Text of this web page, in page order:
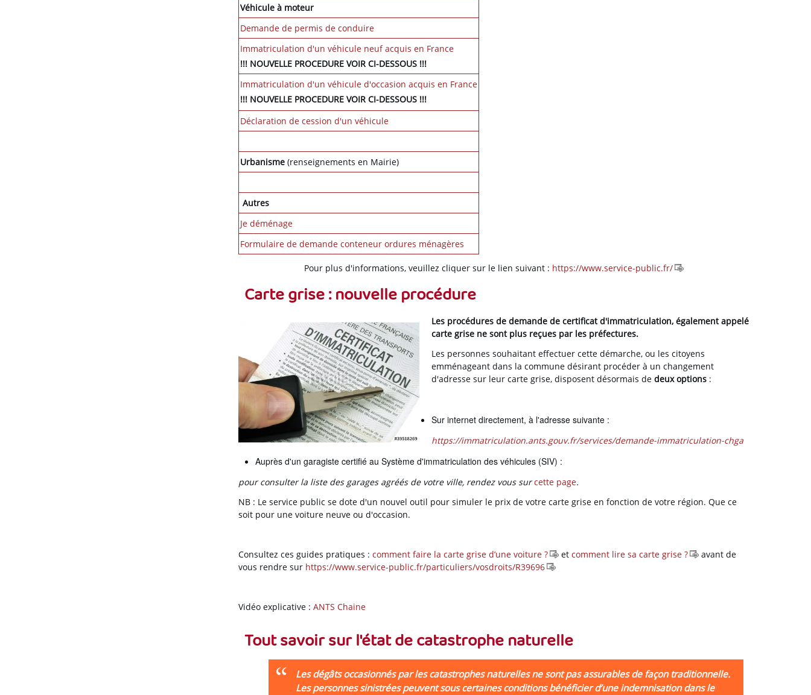
Véhicule à moteur
Demande de permis de conduire
Immatriculation d'un véhicule neuf acquis en France
!!! NOUVELLE PROCEDURE VOIR CI-DESSOUS !!!
Immatriculation d'un véhicule d'occasion acquis en France
!!! NOUVELLE PROCEDURE VOIR CI-DESSOUS !!!
Déclaration de cession d'un véhicule
Urbanisme (renseignements en Mairie)
Autres
Jedéménage
Formulaire de demande conteneur ordures ménagères
Pour plus d'informations, veuillez cliquer sur le lien suivant : https://www.service-public.fr/
Carte grise : nouvelle procédure
Les procédures de demande de certificat d'immatriculation, également appelé
carte grise ne sont plus reçues par les préfectures.
Les personnes souhaitant effectuer cette démarche, ou les citoyens
emménageant dans la commune désirant procéder à un changement
d'adresse sur leur carte grise, disposent désormais de deux options:
Sur internet directement, à l'adresse suivante :
https://immatriculation.ants.gouv.fr/services/demande-immatriculation-chga
Auprès d'un garagiste certifié au Système d'immatriculation des véhicules (SIV) :
pour consulter la liste des garages agréés de votre ville, rendez vous surcette page.
NB : Le service public se dote d'un nouvel outil pour simuler le prix de votre carte grise en fonction de votre région. Que ce
soit pour une voiture neuve ou d'occasion.
Consultez ces guides pratiques : comment faire la carte grise d’une voiture ? et comment lire sa carte grise ?
avant de
vous rendre sur https://www.service-public.fr/particuliers/vosdroits/R39696
Vidéo explicative : ANTS Chaine
Tout savoir sur l'état de catastrophe naturelle
Les dégâts occasionnés par les catastrophes naturelles ne sont pas assurables de façon traditionnelle.
Les personnes sinistrées peuvent sous certaines conditions bénéficier d’une indemnisation dans le